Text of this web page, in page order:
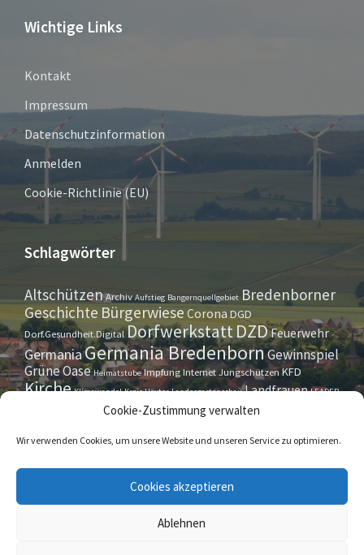
Cookie-Zustimmung verwalten
Wir verwenden Cookies, um unsere Website und unseren Service zu optimieren.
Cookies akzeptieren
Ablehnen
Wichtige Links
Kontakt
Impressum
Datenschutzinformation
Anmelden
Cookie-Richtlinie (EU)
Schlagwörter
AltschützenArchiv Aufstieg Bangernquellgebiet Bredenborner
Geschichte Bürgerwiese CoronaDGD
Dorf.Gesundheit.Digital DorfwerkstattDZDFeuerwehr
GermaniaGermania BredenbornGewinnspiel
Grüne Oase Heimatstube ImpfungInternetJungschützenKFD
Kirche Klimawandel Kreis Höxter Landesgartenschau Landfrauen LEADER
Maurer- u. HandwerkervereinOktoberfest
Straßensperrung Tennis Theatergruppe Tipps & Tricks
www.marienmünster.de